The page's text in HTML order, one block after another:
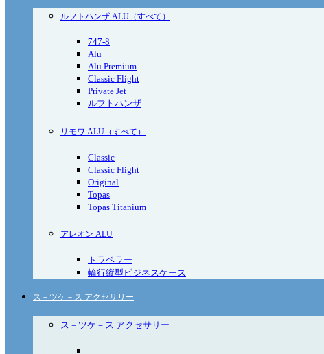
ルフトハンザ ALU（すべて）
747-8
Alu
Alu Premium
Classic Flight
Private Jet
ルフトハンザ
リモワ ALU（すべて）
Classic
Classic Flight
Original
Topas
Topas Titanium
アレオン ALU
トラベラー
輪行縦型ビジネスケース
ス－ツケ－ス アクセサリー
ス－ツケ－ス アクセサリー